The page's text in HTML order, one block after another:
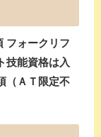
フォークリフ
技能資格は入
（ＡＴ限定不